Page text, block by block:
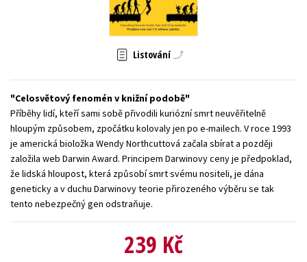
Zahraniční literatura
Všechny tituly
Listování
Celosvětový fenomén v knižní podobě
Příběhy lidí, kteří sami sobě přivodili kuriózní smrt neuvěřitelně
hloupým způsobem, zpočátku kolovaly jen po e-mailech. V roce 1993
je americká bioložka Wendy Northcuttová začala sbírat a později
založila web Darwin Award. Principem Darwinovy ceny je předpoklad,
že lidská hloupost, která způsobí smrt svému nositeli, je dána
geneticky a v duchu Darwinovy teorie přirozeného výběru se tak
tento nebezpečný gen odstraňuje.
239 Kč